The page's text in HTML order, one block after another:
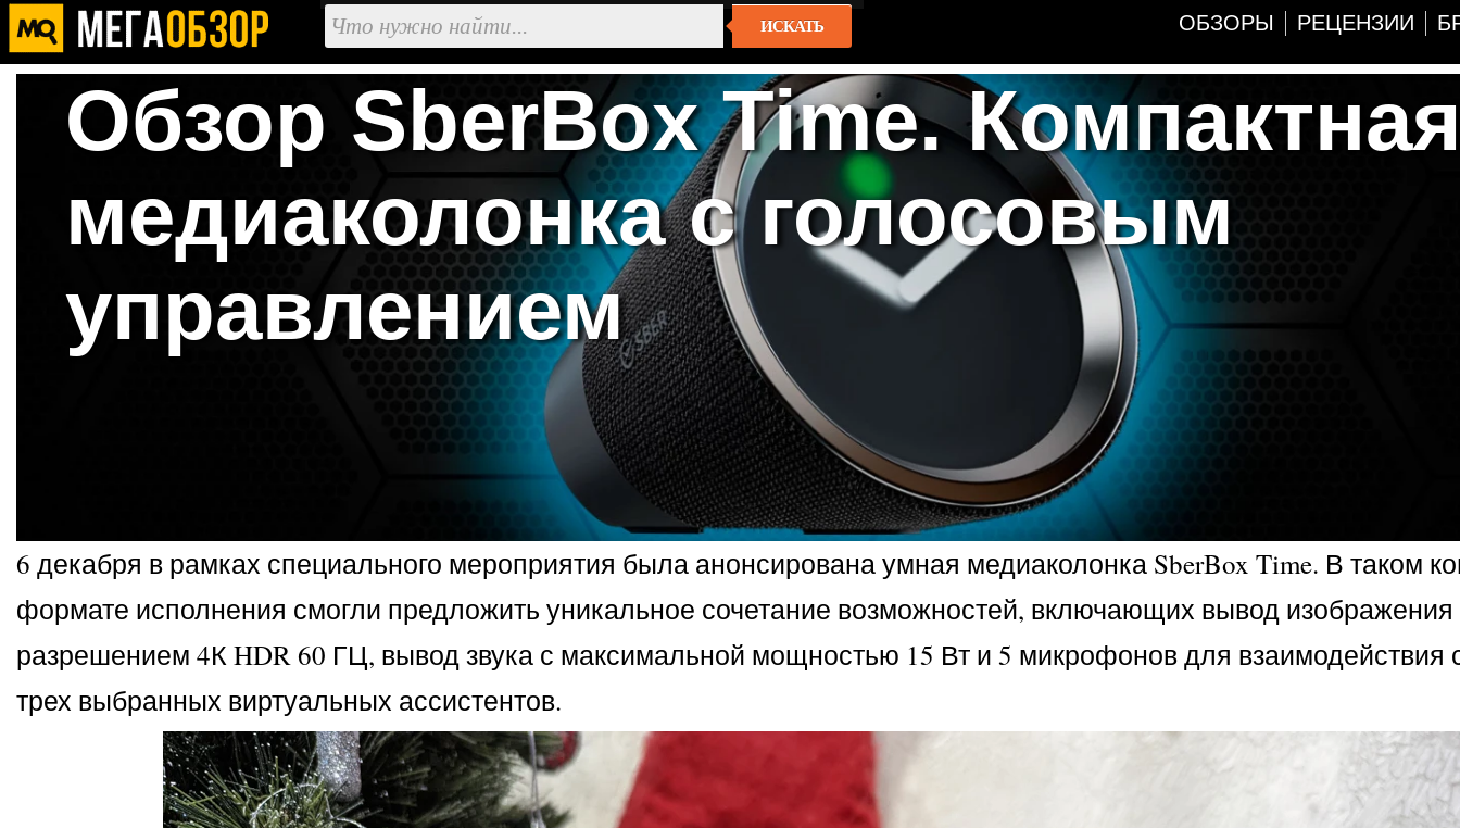
ИСКАТЬ ОБЗОРЫ РЕЦЕНЗИИ
Обзор SberBox Time.
медиаколонка с голосовым
управлением
6 декабря в рамках специального мероприятия была анонсирована умная медиаколонка SberBox Time. В таком
формате исполнения смогли предложить уникальное сочетание возможностей, включающих вывод изображения
разрешением 4К HDR 60 ГЦ, вывод звука с максимальной мощностью 15 Вт и 5 микрофонов для взаимодействия
трех выбранных виртуальных ассистентов.